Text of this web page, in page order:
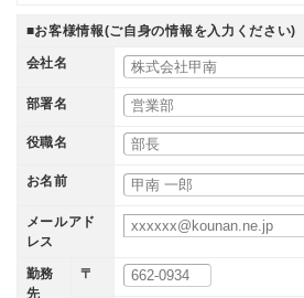
■お客様情報(ご自身の情報を入力ください)
会社名
部署名
役職名
お名前
メールアド
レス
勤務
先
〒